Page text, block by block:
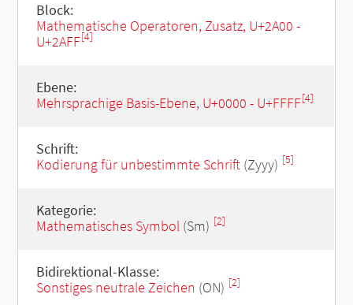
Block:
Mathematische Operatoren, Zusatz, U+2A00 -
U+2AFF[4]
Ebene:
Mehrsprachige Basis-Ebene, U+0000 - U+FFFF[4]
Schrift:
Kodierung für unbestimmte Schrift(Zyyy) [5]
Kategorie:
Mathematisches Symbol(Sm) [2]
Bidirektional-Klasse:
Sonstiges neutrale Zeichen (ON) [2]